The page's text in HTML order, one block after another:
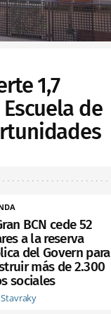
1,7
de
BCN cede 52
a la reserva
del Govern para
más de 2.300
sociales